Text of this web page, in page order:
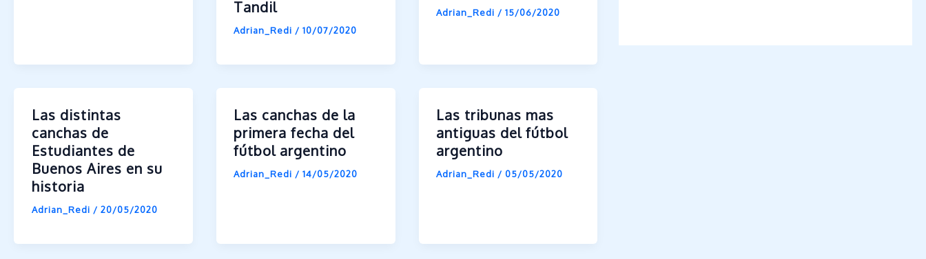
Tandil
Adrian_Redi /10/07/2020
Adrian_Redi /15/06/2020
Las distintas
canchas de
Estudiantes de
Buenos Aires en su
historia
Adrian_Redi / 20/05/2020
Las canchas de la
primera fecha del
fútbol argentino
Adrian_Redi /14/05/2020
Las tribunas mas
antiguas del fútbol
argentino
Adrian_Redi /05/05/2020